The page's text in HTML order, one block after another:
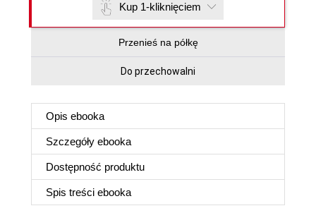
Kup 1-kliknięciem
Przenieś na półkę
Do przechowalni
Opis ebooka
Szczegóły ebooka
Dostępność produktu
Spis treści ebooka